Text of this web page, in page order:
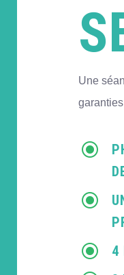
Une
\
\
\ 4